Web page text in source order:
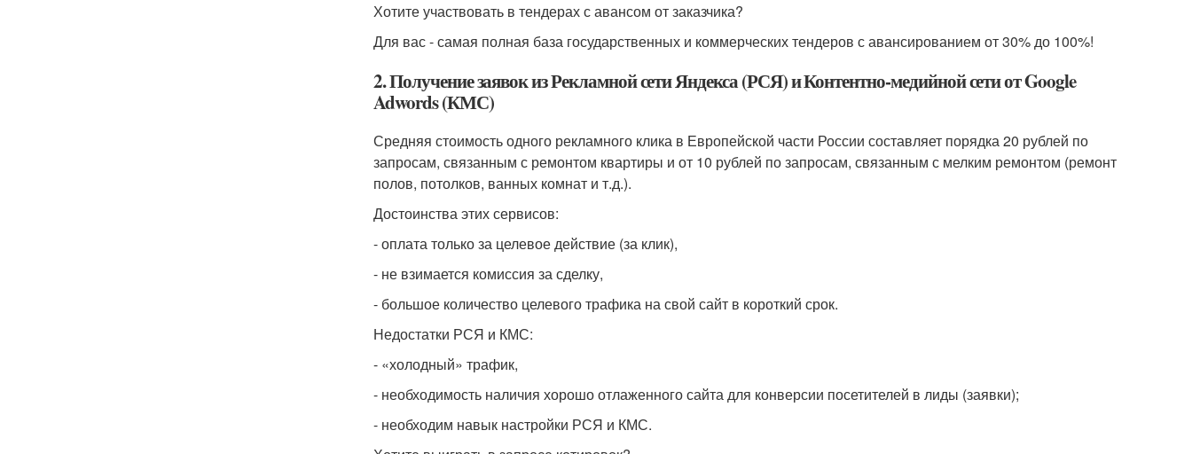
Хотите участвовать в тендерах с авансом от заказчика?
Для вас - самая полная база государственных и коммерческих тендеров с авансированием от 30% до 100%!
2. Получение заявок из Рекламной сети Яндекса (РСЯ) и Контентно-медийной сети от Google
Adwords (КМС)
Средняя стоимость одного рекламного клика в Европейской части России составляет порядка 20 рублей по
запросам, связанным с ремонтом квартиры и от 10 рублей по запросам, связанным с мелким ремонтом (ремонт
полов, потолков, ванных комнат и т.д.).
Достоинства этих сервисов:
- оплата только за целевое действие (за клик),
- не взимается комиссия за сделку,
- большое количество целевого трафика на свой сайт в короткий срок.
Недостатки РСЯ и КМС:
- «холодный» трафик,
- необходимость наличия хорошо отлаженного сайта для конверсии посетителей в лиды (заявки);
- необходим навык настройки РСЯ и КМС.